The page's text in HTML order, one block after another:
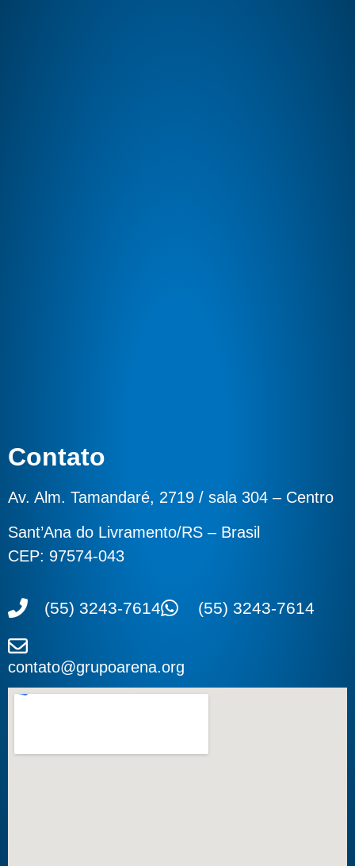
Contato
Av. Alm. Tamandaré, 2719 / sala 304 – Centro
Sant’Ana do Livramento/RS – Brasil
CEP: 97574-043
(55) 3243-7614 (55) 3243-7614
contato@grupoarena.org